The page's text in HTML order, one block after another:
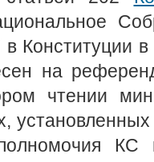
Конституции
на
чтении
КС